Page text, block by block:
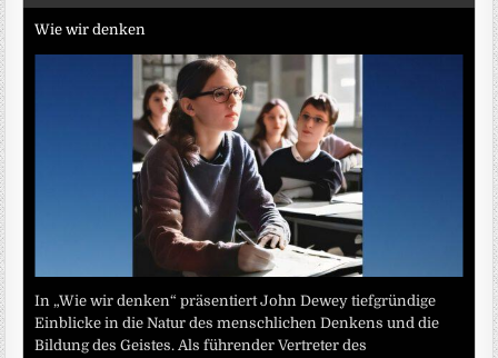
Wie wir denken
In „Wie wir denken“ präsentiert John Dewey tiefgründige
Einblicke in die Natur des menschlichen Denkens und die
Bildung des Geistes. Als führender Vertreter des